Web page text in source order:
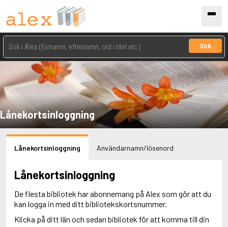
Sök
Lånekortsinloggning
Lånekortsinloggning Användarnamn/lösenord
Lånekortsinloggning
De flesta bibliotek har abonnemang på Alex som gör att du
kan logga in med ditt bibliotekskortsnummer.
Klicka på ditt län och sedan bibliotek för att komma till din